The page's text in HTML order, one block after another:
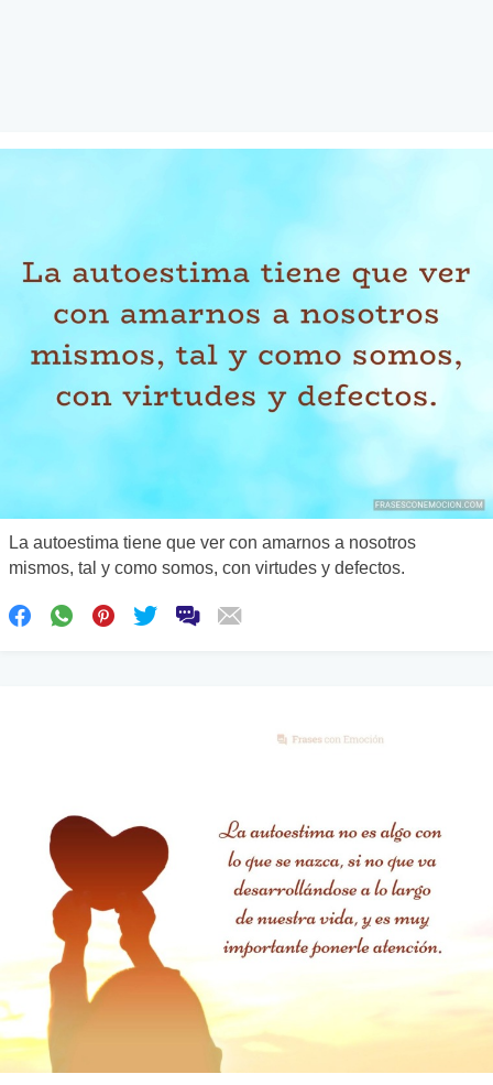
La autoestima tiene que ver con amarnos a nosotros
mismos, tal y como somos, con virtudes y defectos.